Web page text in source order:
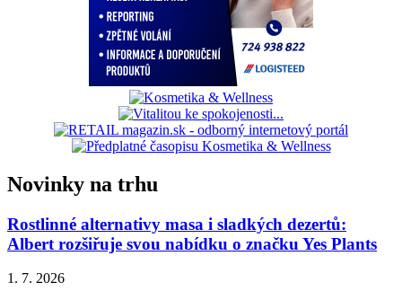
Novinky na trhu
Rostlinné alternativy masa i sladkých dezertů:
Albert rozšiřuje svou nabídku o značku Yes Plants
1. 7. 2026